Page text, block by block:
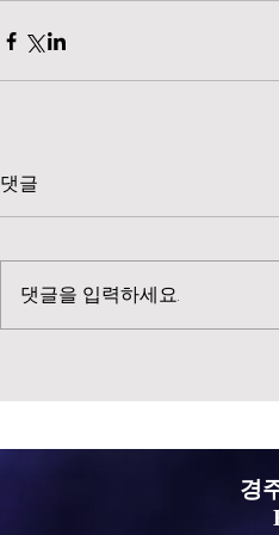
댓글
댓글을 입력하세요.
경